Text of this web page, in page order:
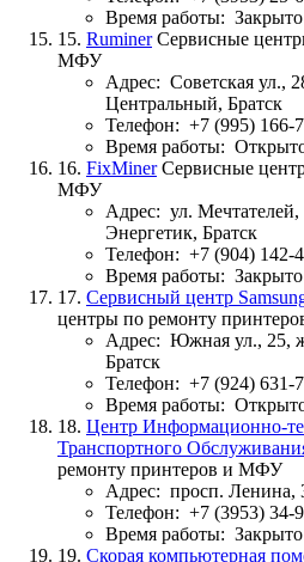
Время работы:
15. Ruminer Сервисные
МФУ
Адрес: Советская ул.,
Центральный, Братск
Телефон: +7 (995) 166-
Время работы:
16. FixMiner Сервисные
МФУ
Адрес: ул.
Энергетик, Братск
Телефон: +7 (904) 142-
Время работы:
17. Сервисный центр
центры по ремонту
Адрес: Южная ул., 25,
Братск
Телефон: +7 (924) 631-
Время работы:
18. Центр Информационно-
Транспортного
ремонту принтеров и МФУ
Адрес: просп. Ленина,
Телефон: +7 (3953) 34-
Время работы:
19. Скорая компьютерная